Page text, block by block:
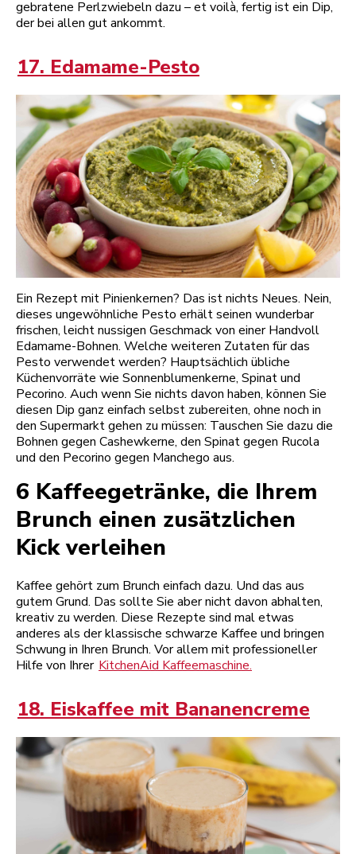
gebratene Perlzwiebeln dazu – et voilà, fertig ist ein Dip,
der bei allen gut ankommt.
17. Edamame-Pesto
Ein Rezept mit Pinienkernen? Das ist nichts Neues. Nein,
dieses ungewöhnliche Pesto erhält seinen wunderbar
frischen, leicht nussigen Geschmack von einer Handvoll
Edamame-Bohnen. Welche weiteren Zutaten für das
Pesto verwendet werden? Hauptsächlich übliche
Küchenvorräte wie Sonnenblumenkerne, Spinat und
Pecorino. Auch wenn Sie nichts davon haben, können Sie
diesen Dip ganz einfach selbst zubereiten, ohne noch in
den Supermarkt gehen zu müssen: Tauschen Sie dazu die
Bohnen gegen Cashewkerne, den Spinat gegen Rucola
und den Pecorino gegen Manchego aus.
6 Kaffeegetränke, die Ihrem
Brunch einen zusätzlichen
Kick verleihen
Kaffee gehört zum Brunch einfach dazu. Und das aus
gutem Grund. Das sollte Sie aber nicht davon abhalten,
kreativ zu werden. Diese Rezepte sind mal etwas
anderes als der klassische schwarze Kaffee und bringen
Schwung in Ihren Brunch. Vor allem mit professioneller
Hilfe von Ihrer KitchenAid Kaffeemaschine.
18. Eiskaffee mit Bananencreme